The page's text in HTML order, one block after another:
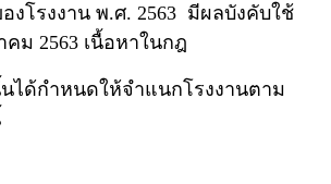
งโรงงาน พ.ศ. 2563 มีผลบังคับใช้
ม 2563 เนื้อหาในกฎ
ได้กำหนดให้จำแนกโรงงานตาม